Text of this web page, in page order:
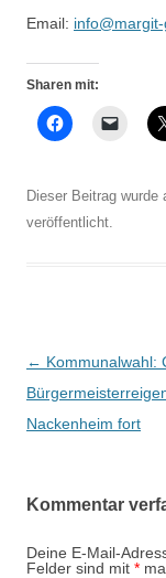
Email:
Sharen mit:
Dieser Beitrag wurde
veröffentlicht.
Beitrags-
Navigation
← Kommunalwahl:
Nackenheim fort
Kommentar
Deine E-Mail-
Felder sind mit *